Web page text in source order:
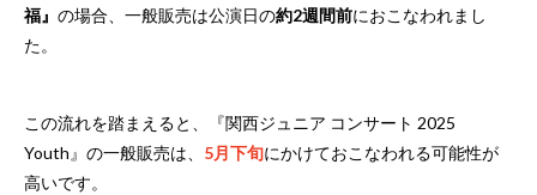
福』 の場合、一般販売は公演日の約2週間前におこなわれまし
た。
この流れを踏まえると、『関西ジュニア コンサート 2025
Youth』の一般販売は、 5月下旬にかけておこなわれる可能性が
高いです。